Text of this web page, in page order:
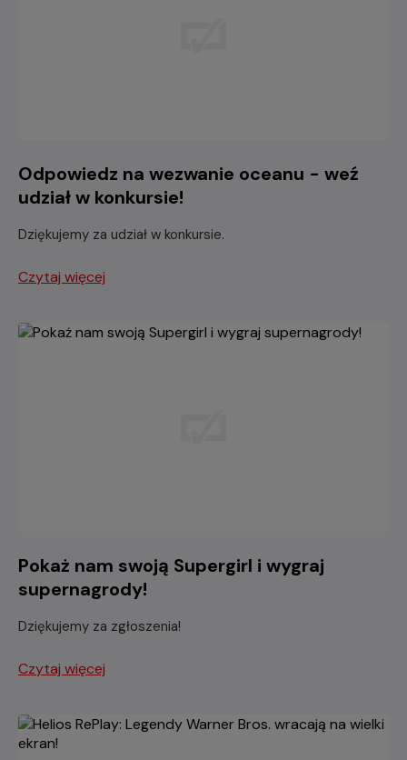
Odpowiedz na wezwanie oceanu - weź
udział w konkursie!
Dziękujemy za udział w konkursie.
Czytaj więcej
Pokaż nam swoją Supergirl i wygraj
supernagrody!
Dziękujemy za zgłoszenia!
Czytaj więcej